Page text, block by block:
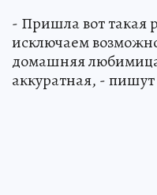
- Пришла вот такая
исключаем
домашняя
аккуратная, -